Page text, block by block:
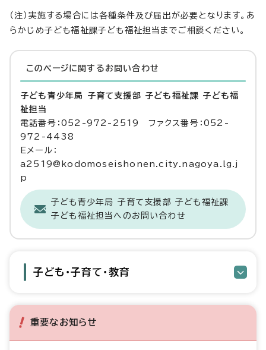
（注）実施する場合には各種条件及び届出が必要となります。あ
らかじめ子ども福祉課子ども福祉担当までご相談ください。
このページに関する お問い合わせ
子ども青少年局 子育て支援部 子ども福祉課 子ども福
祉担当
電話番号：052-972-2519 ファクス番号：052-
972-4438
Eメール：
a2519@kodomoseishonen.city.nagoya.lg.j
p
子ども青少年局 子育て支援部 子ども福祉課
子ども福祉担当へのお問い合わせ
子ども・子育て・教育
重要なお知らせ